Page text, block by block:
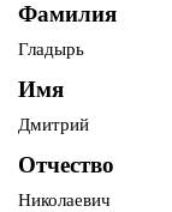
Фамилия
Гладырь
Имя
Дмитрий
Отчество
Николаевич